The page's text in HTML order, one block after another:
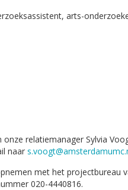
arts-
relatiemanager Sylvia
naar
met het projectbureau
020-4440816.